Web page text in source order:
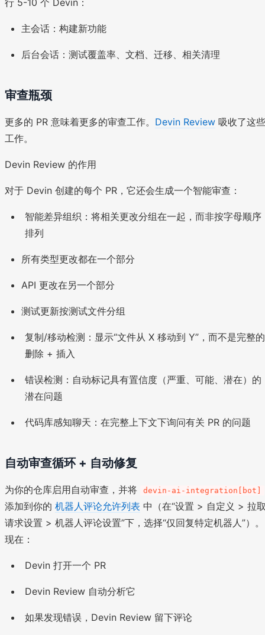
行 5-10 个 Devin：
主会话：构建新功能
后台会话：测试覆盖率、文档、迁移、相关清理
审查瓶颈
更多的 PR 意味着更多的审查工作。 Devin Review 吸收了这些
工作。
Devin Review 的作用
对于 Devin 创建的每个 PR，它还会生成一个智能审查：
智能差异组织：将相关更改分组在一起，而非按字母顺序
排列
所有类型更改都在一个部分
API 更改在另一个部分
测试更新按测试文件分组
复制/移动检测：显示“文件从 X 移动到 Y”，而不是完整的
删除 + 插入
错误检测：自动标记具有置信度（严重、可能、潜在）的
潜在问题
代码库感知聊天：在完整上下文下询问有关 PR 的问题
自动审查循环 + 自动修复
为你的仓库启用自动审查，并将 devin-ai-integration[bot]
添加到你的 机器人评论允许列表 中（在“设置 > 自定义 > 拉
请求设置 > 机器人评论设置”下，选择“仅回复特定机器人”）。
现在：
Devin 打开一个 PR
Devin Review 自动分析它
如果发现错误，Devin Review 留下评论